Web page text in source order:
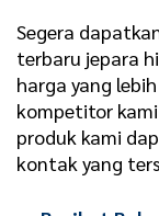
Segera
terbaru jepara
harga yang
kompetitor
produk kami
kontak yang